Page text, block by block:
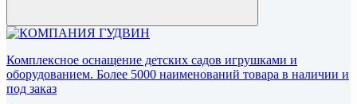
Комплексное оснащение детских садов игрушками и
оборудованием. Более 5000 наименований товара в наличии и
под заказ